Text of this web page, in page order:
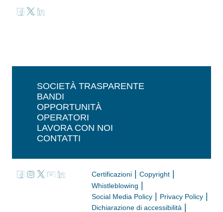
SOCIETÀ TRASPARENTE
BANDI
OPPORTUNITÀ
OPERATORI
LAVORA CON NOI
CONTATTI
Certificazioni Copyright
Whistleblowing |
Social Media Policy | Privacy Policy |
Dichiarazione di accessibilità